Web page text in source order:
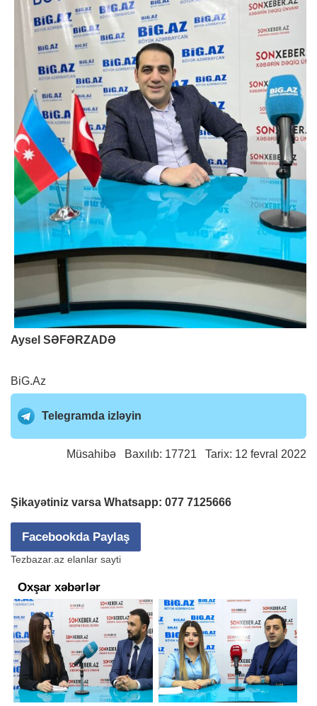
Aysel SƏFƏRZADƏ
BiG.Az
Telegramda izləyin
Müsahibə Baxılıb: 17721 Tarix: 12 fevral 2022
Şikayətiniz varsa Whatsapp: 077 7125666
Facebookda Paylaş
Tezbazar.az elanlar sayti
Oxşar xəbərlər